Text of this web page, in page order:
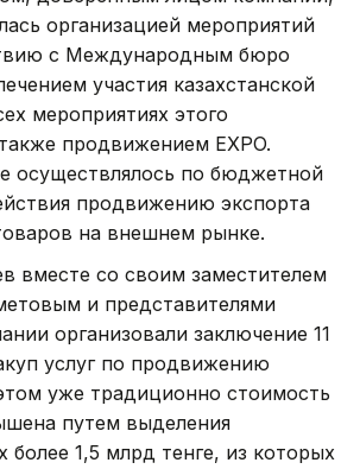
организацией мероприятий
с Международным бюро
участия казахстанской
мероприятиях этого
продвижением EXPO.
осуществлялось по бюджетной
продвижению экспорта
на внешнем рынке.
вместе со своим заместителем
и представителями
организовали заключение 11
услуг по продвижению
уже традиционно стоимость
путем выделения
более 1,5 млрд тенге, из которых